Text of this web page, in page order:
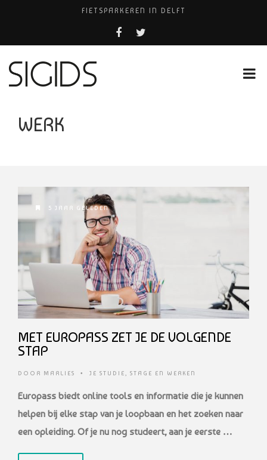
FIETSPARKEREN IN DELFT
PIZZERIA POMPEÏ ￼
COCKTAILS ON THE SPOT!
WERK
5 JAAR GELEDEN
MET EUROPASS ZET JE DE VOLGENDE
STAP
DOOR MARLIES • JE STUDIE, STAGE EN WERKEN
Europass biedt online tools en informatie die je kunnen
helpen bij elke stap van je loopbaan en het zoeken naar
een opleiding. Of je nu nog studeert, aan je eerste …